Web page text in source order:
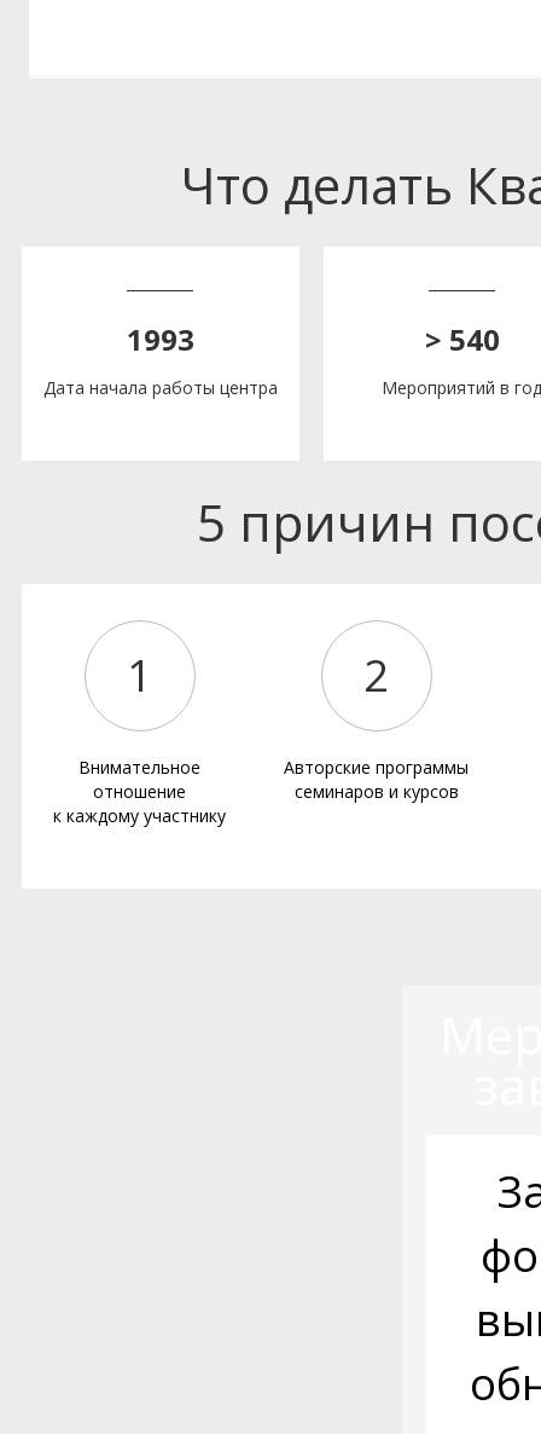
Что делать
1993
Дата начала работы центра
> 540
Мероприятий в год
5 причин
1
Внимательное
отношение
к каждому участнику
2
Авторские программы
семинаров и курсов